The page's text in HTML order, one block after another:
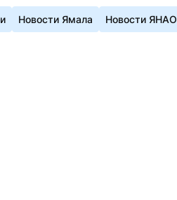
Новости Ямала Новости ЯНАО